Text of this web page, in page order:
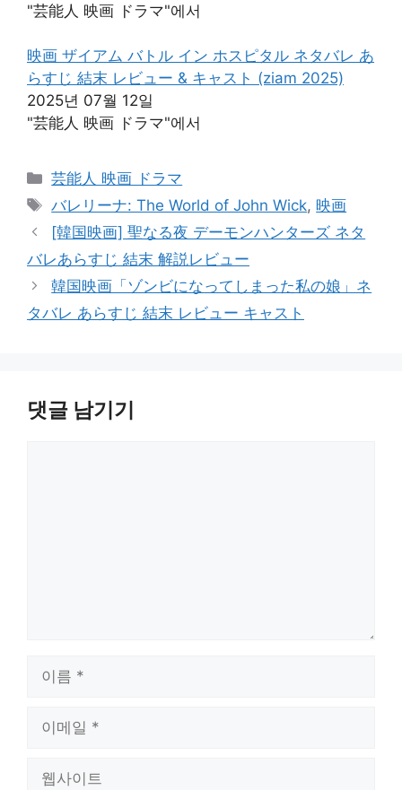
"芸能人 映画 ドラマ"에서
映画 ザイアム バトル イン ホスピタル ネタバレ あ
らすじ 結末 レビュー & キャスト (ziam 2025)
2025년 07월 12일
"芸能人 映画 ドラマ"에서
카
테
리
芸能人 映画 ドラマ
태
그
バレリーナ: The World of John Wick, 映画
[韓国映画] 聖なる夜 デーモンハンターズ ネタ
バレあらすじ 結末 解説レビュー
韓国映画「ゾンビになってしまった私の娘」ネ
タバレ あらすじ 結末 レビュー キャスト
댓글 남기기